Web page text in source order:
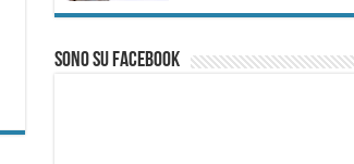
Sono su Facebook